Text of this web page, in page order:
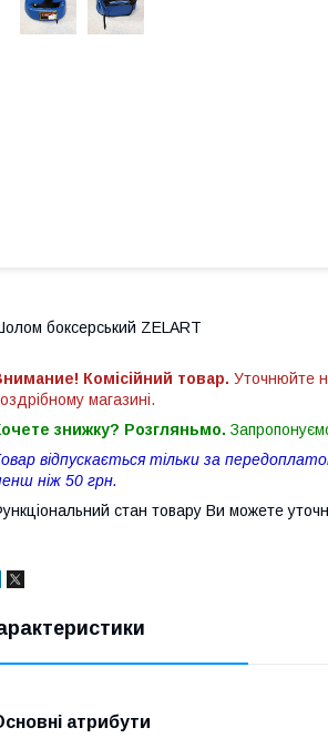
боксерський ZELART
Комісійний товар. Уточнюйте
магазині.
знижку? Розгляньмо.
відпускається тільки за
ніж 50 грн.
стан товару Ви можете
атрибути